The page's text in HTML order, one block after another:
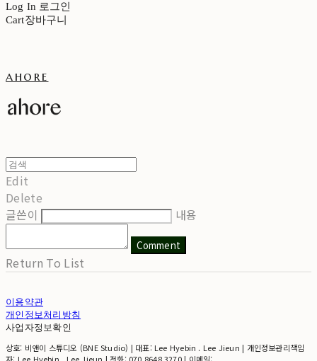
Log In 로그인
Cart장바구니
ahore
Edit
Delete
글쓴이
내용
Comment
Return To List
이용약관
개인정보처리방침
사업자정보확인
상호: 비앤이 스튜디오 (BNE Studio) | 대표: Lee Hyebin . Lee Jieun | 개인정보관리책임
자: Lee Hyebin . Lee Jieun | 전화: 070 8648 3270 | 이메일: